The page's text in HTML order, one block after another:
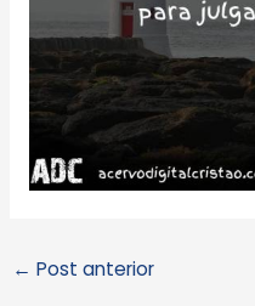
← Post anterior